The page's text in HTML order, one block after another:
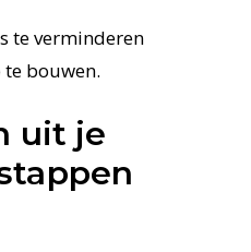
te verminderen
bouwen.
uit je